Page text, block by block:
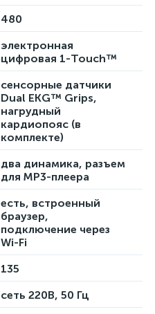
480
электронная
цифровая 1-Touch™
сенсорные датчики
Dual EKG™ Grips,
нагрудный
кардиопояс (в
комплекте)
два динамика, разъем
для МР3-плеера
есть, встроенный
браузер,
подключение через
Wi-Fi
135
сеть 220В, 50 Гц